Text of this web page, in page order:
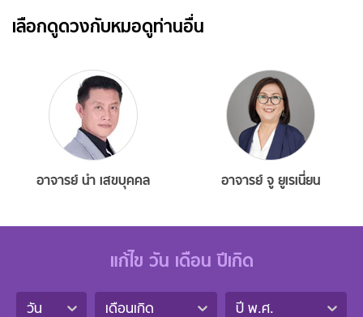
เลือกดูดวงกับหมอดูท่านอื่น
อาจารย์ นำ เสขบุคคล อาจารย์ จู ยูเรเนี่ยน
แก้ไข วัน เดือน ปีเกิด
วัน เดือนเกิด ปี พ.ศ.